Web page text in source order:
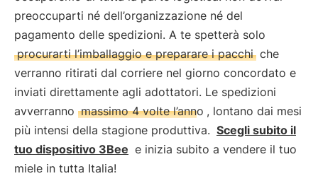
preoccuparti né dell’organizzazione né del
pagamento delle spedizioni. A te spetterà solo
procurarti l’imballaggio e preparare i pacchi che
verranno ritirati dal corriere nel giorno concordato e
inviati direttamente agli adottatori. Le spedizioni
avverranno massimo 4 volte l’anno , lontano dai mesi
più intensi della stagione produttiva. Scegli subito il
tuo dispositivo 3Bee e inizia subito a vendere il tuo
miele in tutta Italia!